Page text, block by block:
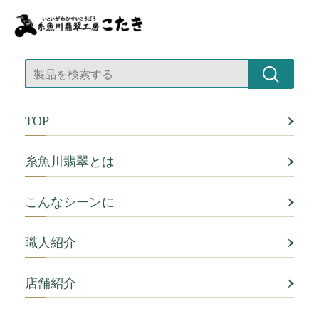
TOP
糸魚川翡翠とは
こんなシーンに
職人紹介
店舗紹介